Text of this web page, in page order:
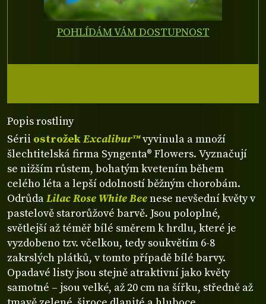
Popis rostliny
Sérii ostrožekExcalibur™vyvinula a množí
šlechtitelská firma Syngenta® Flowers. Vyznačují
se nižším růstem, bohatým kvetením během
celého léta a lepší odolností běžným chorobám.
OdrůdaLilac Rose White Beenese nevšední květy v
pastelově starorůžové barvě. Jsou poloplné,
světlejší až téměř bílé směrem k hrdlu, které je
vyzdobeno tzv. včelkou, tedy soukvětím 6-8
zakrslých plátků, v tomto případě bílé barvy.
Opadavé listy jsou stejně atraktivní jako květy
samotné – jsou velké, až 20 cm na šířku, středně až
POHLÍDÁM VÁM DOSTUPNOST